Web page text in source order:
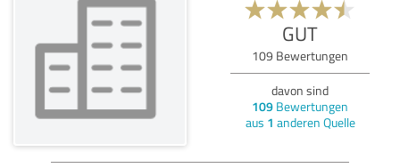
GUT
109 Bewertungen
davon sind
109 Bewertungen
aus 1 anderen Quelle